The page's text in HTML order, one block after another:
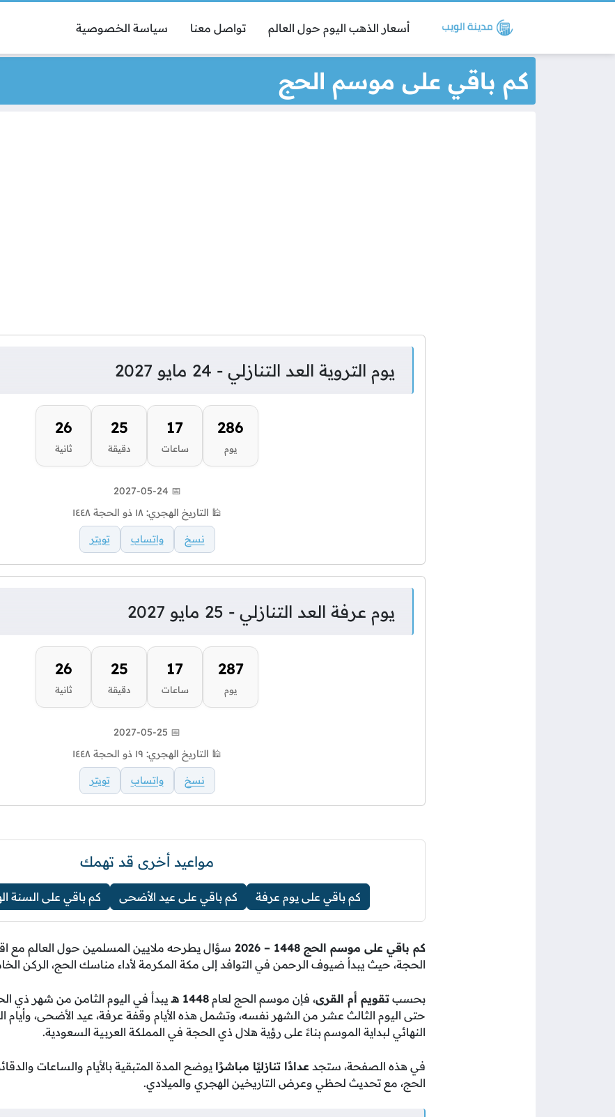
أسعار الذهب اليوم حول العالم تواصل معنا سياسة الخصوصية
كم باقي على موسم الحج
يوم التروية العد التنازلي - 24 مايو 2027
286
يوم
17
ساعات
25
دقيقة
25
ثانية
📅 2027-05-24
🕌 التاريخ الهجري: ١٨ ذو الحجة ١٤٤٨
نسخ واتساب تويتر
يوم عرفة العد التنازلي - 25 مايو 2027
287
يوم
17
ساعات
25
دقيقة
25
ثانية
📅 2027-05-25
🕌 التاريخ الهجري: ١٩ ذو الحجة ١٤٤٨
نسخ واتساب تويتر
مواعيد أخرى قد تهمك
كم باقي على يوم عرفة كم باقي على عيد الأضحى كم باقي على السنة
كم باقي على موسم الحج 1448 – 2026
سؤال يطرحه ملايين المسلمين حول العالم مع
الحجة، حيث يبدأ ضيوف الرحمن في التوافد إلى مكة المكرمة لأداء مناسك الحج، الركن
بحسب تقويم أم القرى، فإن موسم الحج لعام 1448 هـ
يبدأ في اليوم الثامن من شهر ذي
حتى اليوم الثالث عشر من الشهر نفسه، وتشمل هذه الأيام وقفة عرفة، عيد الأضحى، وأيام
النهائي لبداية الموسم بناءً على رؤية هلال ذي الحجة في المملكة العربية السعودية.
في هذه الصفحة، ستجد عدادًا تنازليًا مباشرًا يوضح المدة المتبقية بالأيام والساعات
الحج، مع تحديث لحظي وعرض التاريخين الهجري والميلادي.